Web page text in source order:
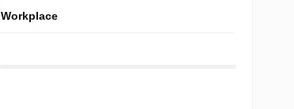
Workplace